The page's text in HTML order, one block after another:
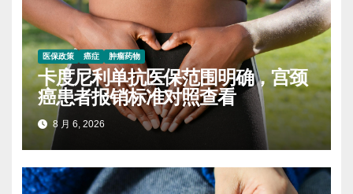
医保政策 癌症 肿瘤药物
卡度尼利单抗医保范围明确，宫颈
癌患者报销标准对照查看
8 月 6, 2026